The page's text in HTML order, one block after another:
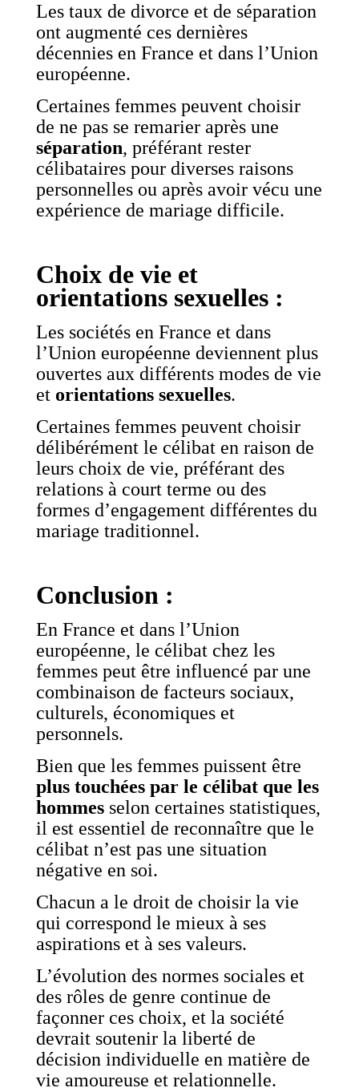
Les taux de divorce et de séparation
ont augmenté ces dernières
décennies en France et dans l’Union
européenne.
Certaines femmes peuvent choisir
de ne pas se remarier après une
séparation, préférant rester
célibataires pour diverses raisons
personnelles ou après avoir vécu une
expérience de mariage difficile.
Choix de vie et
orientations sexuelles :
Les sociétés en France et dans
l’Union européenne deviennent plus
ouvertes aux différents modes de vie
et orientations sexuelles.
Certaines femmes peuvent choisir
délibérément le célibat en raison de
leurs choix de vie, préférant des
relations à court terme ou des
formes d’engagement différentes du
mariage traditionnel.
Conclusion :
En France et dans l’Union
européenne, le célibat chez les
femmes peut être influencé par une
combinaison de facteurs sociaux,
culturels, économiques et
personnels.
Bien que les femmes puissent être
plus touchées par le célibat que les
hommesselon certaines statistiques,
il est essentiel de reconnaître que le
célibat n’est pas une situation
négative en soi.
Chacun a le droit de choisir la vie
qui correspond le mieux à ses
aspirations et à ses valeurs.
L’évolution des normes sociales et
des rôles de genre continue de
façonner ces choix, et la société
devrait soutenir la liberté de
décision individuelle en matière de
vie amoureuse et relationnelle.